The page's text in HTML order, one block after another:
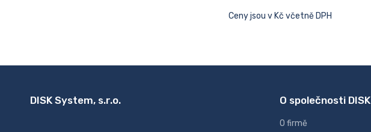
Ceny jsou v Kč včetně DPH
DISK System, s.r.o. O společnosti DISK
O firmě